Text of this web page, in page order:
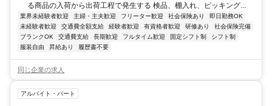
る商品の入荷から出荷工程で発生する 検品、棚入れ、ピッキング...
業界未経験者歓迎 主婦・主夫歓迎 フリーター歓迎 社会保険あり
即日勤務OK
未経験者歓迎
交通費全額支給 経験者歓迎 有資格者歓迎 研修あり
社会保険完備
ブランクOK
交通費支給 長期歓迎 フルタイム歓迎 固定シフト制
シフト制
服装自由
昇給あり 履歴書不要
同じ企業の求人
アルバイト・パート